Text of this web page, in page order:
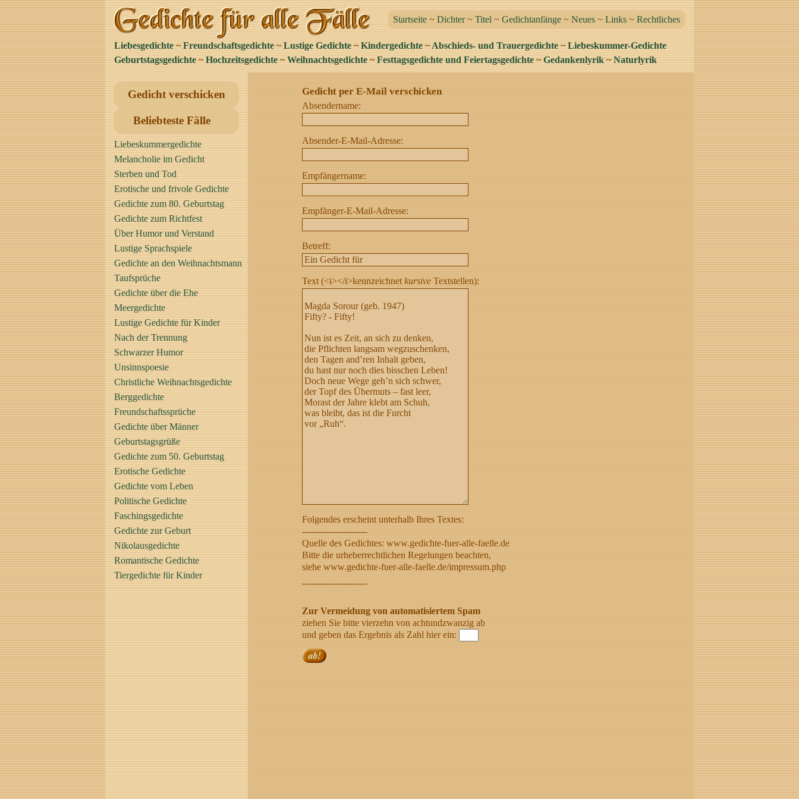
Startseite ~ Dichter~ Titel ~ Gedichtanfänge ~ Neues ~ Links ~ Rechtliches
Liebesgedichte ~ Freundschaftsgedichte ~ Lustige Gedichte ~ Kindergedichte ~ Abschieds- und Trauergedichte ~ Liebeskummer-Gedichte
Geburtstagsgedichte ~ Hochzeitsgedichte ~ Weihnachtsgedichte ~ Festtagsgedichte und Feiertagsgedichte ~ Gedankenlyrik ~ Naturlyrik
Gedicht per E-Mail verschicken
Absendername:
Absender-E-Mail-Adresse:
Empfängername:
Empfänger-E-Mail-Adresse:
Betreff:
Text (<i></i>kennzeichnet kursive Textstellen):
Folgendes erscheint unterhalb Ihres Textes:
----------------------
Quelle des Gedichtes: www.gedichte-fuer-alle-faelle.de
Bitte die urheberrechtlichen Regelungen beachten,
siehe www.gedichte-fuer-alle-faelle.de/impressum.php
----------------------
Zur Vermeidung von automatisiertem Spam
ziehen Sie bitte vierzehn von achtundzwanzig ab
und geben das Ergebnis als Zahl hier ein:
Gedicht verschicken
Beliebteste Fälle
Liebeskummergedichte
Melancholie im Gedicht
Sterben und Tod
Erotische und frivole Gedichte
Gedichte zum 80. Geburtstag
Gedichte zum Richtfest
Über Humor und Verstand
Lustige Sprachspiele
Gedichte an den Weihnachtsmann
Taufsprüche
Gedichte über die Ehe
Meergedichte
Lustige Gedichte für Kinder
Nach der Trennung
Schwarzer Humor
Unsinnspoesie
Christliche Weihnachtsgedichte
Berggedichte
Freundschaftssprüche
Gedichte über Männer
Geburtstagsgrüße
Gedichte zum 50. Geburtstag
Erotische Gedichte
Gedichte vom Leben
Politische Gedichte
Faschingsgedichte
Gedichte zur Geburt
Nikolausgedichte
Romantische Gedichte
Tiergedichte für Kinder